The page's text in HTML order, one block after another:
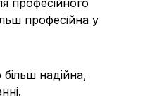
професійного
професійна у
надійна,